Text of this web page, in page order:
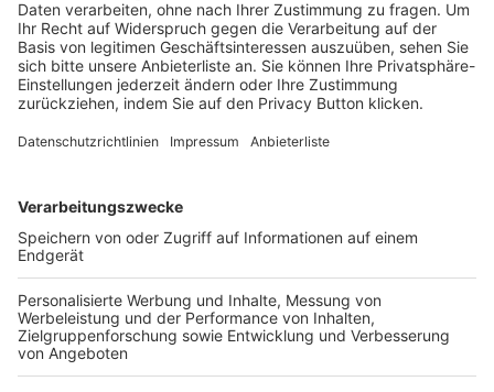
Trainerbörse
Login SpielPlus
FOLGE DEM BFV
TOP-VEREINE
TOP-PARTNER